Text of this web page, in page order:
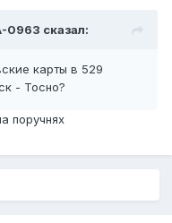
0963 сказал:
карты в 529
- Тосно?
поручнях